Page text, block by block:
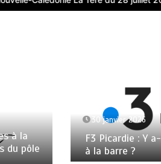
à la
du pôle
30 janvier 2026
F3 Picardie : Y
à la barre ?